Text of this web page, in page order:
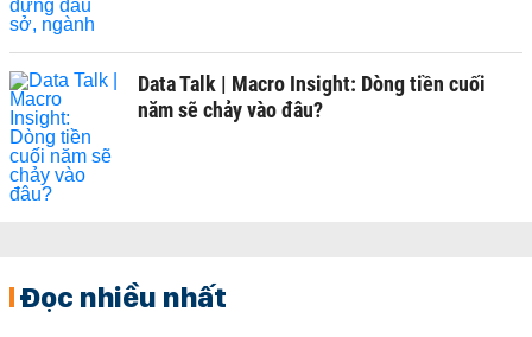
Data Talk | Macro Insight: Dòng tiền cuối
năm sẽ chảy vào đâu?
Đọc nhiều nhất